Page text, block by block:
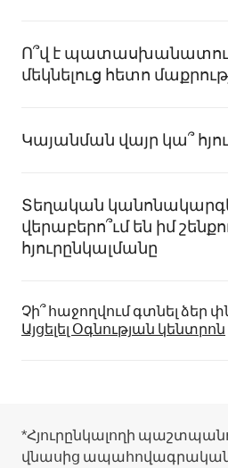
Ո՞վ է պատասխանատու
մեկնելուց հետո
Կայանման վայր կա՞
Տեղական
վերաբերո՞ւմ են իմ
հյուրընկալմանը
Չի՞ հաջողվում գտնել ձեր
Այցելել Օգնության կենտրոն
*Հյուրընկալողի
վնասից ապահովագրական